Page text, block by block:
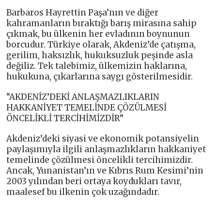
Barbaros Hayrettin Paşa’nın ve diğer
kahramanların bıraktığı barış mirasına sahip
çıkmak, bu ülkenin her evladının boynunun
borcudur. Türkiye olarak, Akdeniz’de çatışma,
gerilim, haksızlık, hukuksuzluk peşinde asla
değiliz. Tek talebimiz, ülkemizin haklarına,
hukukuna, çıkarlarına saygı gösterilmesidir.
“AKDENİZ’DEKİ ANLAŞMAZLIKLARIN
HAKKANİYET TEMELİNDE ÇÖZÜLMESİ
ÖNCELİKLİ TERCİHİMİZDİR”
Akdeniz’deki siyasi ve ekonomik potansiyelin
paylaşımıyla ilgili anlaşmazlıkların hakkaniyet
temelinde çözülmesi öncelikli tercihimizdir.
Ancak, Yunanistan’ın ve Kıbrıs Rum Kesimi’nin
2003 yılından beri ortaya koydukları tavır,
maalesef bu ilkenin çok uzağındadır.